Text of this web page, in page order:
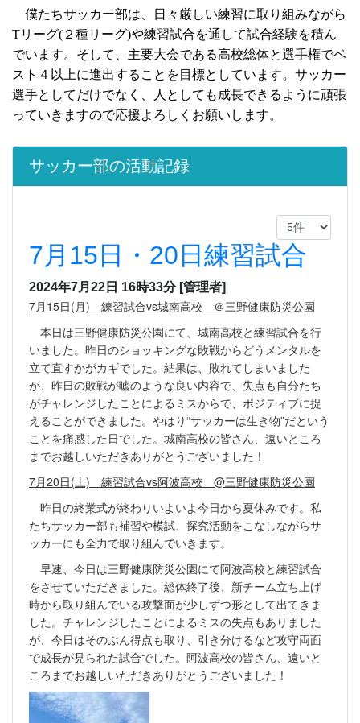
僕たちサッカー部は、日々厳しい練習に取り組みながら
Tリーグ(２種リーグ)や練習試合を通して試合経験を積ん
でいます。そして、主要大会である高校総体と選手権でベ
スト４以上に進出することを目標としています。サッカー
選手としてだけでなく、人としても成長できるように頑張
っていきますので応援よろしくお願いします。
サッカー部の活動記録
7月15日・20日練習試合
2024年7月22日 16時33分 [管理者]
7月15日(月) 練習試合vs城南高校 ＠三野健康防災公園
本日は三野健康防災公園にて、城南高校と練習試合を行
いました。昨日のショッキングな敗戦からどうメンタルを
立て直すかがカギでした。結果は、敗れてしまいました
が、昨日の敗戦が嘘のような良い内容で、失点も自分たち
がチャレンジしたことによるミスからで、ポジティブに捉
えることができました。やはり“サッカーは生き物”だという
ことを痛感した日でした。城南高校の皆さん、遠いところ
までお越しいただきありがとうございました！
7月20日(土) 練習試合vs阿波高校 @三野健康防災公園
昨日の終業式が終わりいよいよ今日から夏休みです。私
たちサッカー部も補習や模試、探究活動をこなしながらサ
ッカーにも全力で取り組んでいきます。
早速、今日は三野健康防災公園にて阿波高校と練習試合
をさせていただきました。総体終了後、新チーム立ち上げ
時から取り組んでいる攻撃面が少しずつ形として出てきま
した。チャレンジしたことによるミスの失点もありました
が、今日はそのぶん得点も取り、引き分けるなど攻守両面
で成長が見られた試合でした。阿波高校の皆さん、遠いと
ころまでお越しいただきありがとうございました！